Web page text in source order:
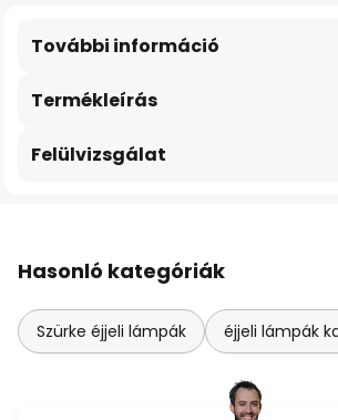
Termékleírás
További információ
Felülvizsgálat
Hasonló kategóriák
Szürke éjjeli lámpák éjjeli lámpák